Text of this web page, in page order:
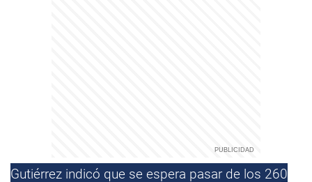
Gutiérrez indicó que se espera pasar de los 260